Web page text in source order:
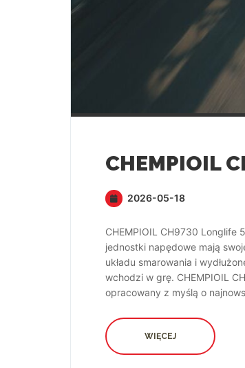
2026-05-18
CHEMPIOIL CH9730 Longlife
jednostki napędowe mają
układu smarowania i
wchodzi w grę. CHEMPIOIL
opracowany z myślą o
WIĘCEJ